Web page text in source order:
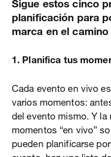
Sigue estos cinco
planificación para
marca en el
1. Planifica tus
Cada evento en vivo
varios momentos:
del evento mismo. Y la
momentos “en vivo”
pueden planificarse